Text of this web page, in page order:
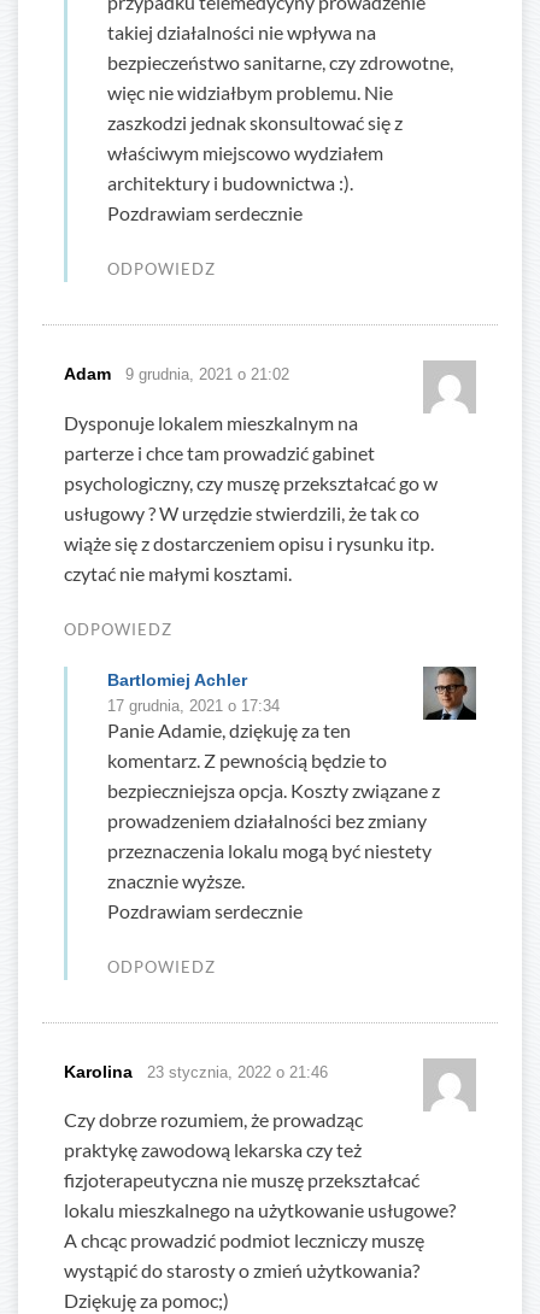
takiej działalności nie wpływa na
bezpieczeństwo sanitarne, czy zdrowotne,
więc nie widziałbym problemu. Nie
zaszkodzi jednak skonsultować się z
właściwym miejscowo wydziałem
architektury i budownictwa :).
Pozdrawiam serdecznie
ODPOWIEDZ
Adam 9 grudnia, 2021 o 21:02
Dysponuje lokalem mieszkalnym na
parterze i chce tam prowadzić gabinet
psychologiczny, czy muszę przekształcać go w
usługowy ? W urzędzie stwierdzili, że tak co
wiąże się z dostarczeniem opisu i rysunku itp.
czytać nie małymi kosztami.
ODPOWIEDZ
Bartlomiej Achler
17 grudnia, 2021 o 17:34
Panie Adamie, dziękuję za ten
komentarz. Z pewnością będzie to
bezpieczniejsza opcja. Koszty związane z
prowadzeniem działalności bez zmiany
przeznaczenia lokalu mogą być niestety
znacznie wyższe.
Pozdrawiam serdecznie
ODPOWIEDZ
Karolina 23 stycznia, 2022 o 21:46
Czy dobrze rozumiem, że prowadząc
praktykę zawodową lekarska czy też
fizjoterapeutyczna nie muszę przekształcać
lokalu mieszkalnego na użytkowanie usługowe?
A chcąc prowadzić podmiot leczniczy muszę
wystąpić do starosty o zmień użytkowania?
Dziękuję za pomoc;)